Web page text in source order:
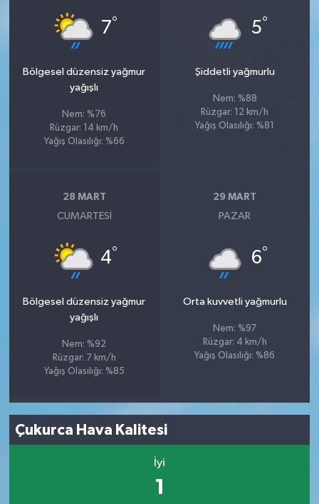
7°
Bölgesel düzensiz yağmur
yağışlı
Nem: %76
Rüzgar: 14 km/h
Yağış Olasılığı: %66
5°
Şiddetli yağmurlu
Nem: %88
Rüzgar: 12 km/h
Yağış Olasılığı: %81
28 MART
CUMARTESI
4°
Bölgesel düzensiz yağmur
yağışlı
Nem: %92
Rüzgar: 7 km/h
Yağış Olasılığı: %85
29 MART
PAZAR
6°
Orta kuvvetli yağmurlu
Nem: %97
Rüzgar: 4 km/h
Yağış Olasılığı: %86
Çukurca Hava Kalitesi
İyi
1